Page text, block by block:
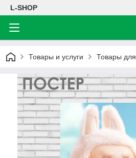
L-SHOP
Товары и услуги Товары